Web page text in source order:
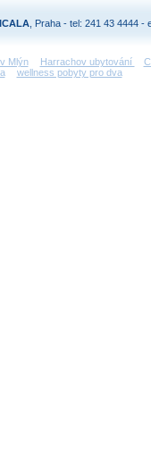
, Praha - tel: 241 43 4444 -
Mlýn Harrachov ubytování
wellness pobyty pro dva